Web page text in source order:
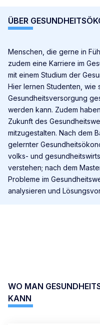
ÜBER
Menschen, die gerne in
zudem eine Karriere im
mit einem Studium der
Hier lernen Studenten,
Gesundheitsversorgung
werden kann. Zudem
Zukunft des
mitzugestalten. Nach dem
gelernter
volks- und
verstehen; nach dem
Probleme im
analysieren und
WO MAN
KANN